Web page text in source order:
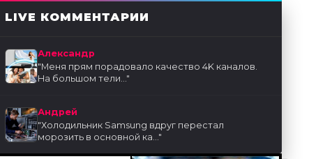
LIVE КОММЕНТАРИИ
Александр
"Меня прям порадовало качество 4K каналов.
На большом тели..."
Андрей
"Холодильник Samsung вдруг перестал
морозить в основной ка..."